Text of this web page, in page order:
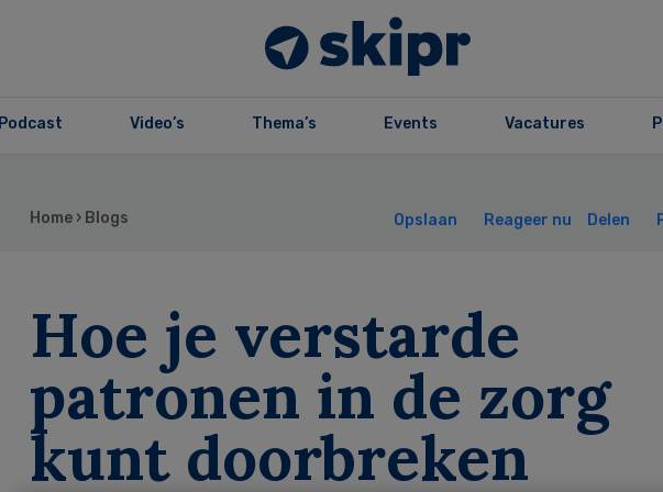
Podcast Video’s Thema’s Events Vacatures
Home › Blogs Opslaan Reageer nu Delen
Hoe je verstarde
patronen in de zorg
kunt doorbreken